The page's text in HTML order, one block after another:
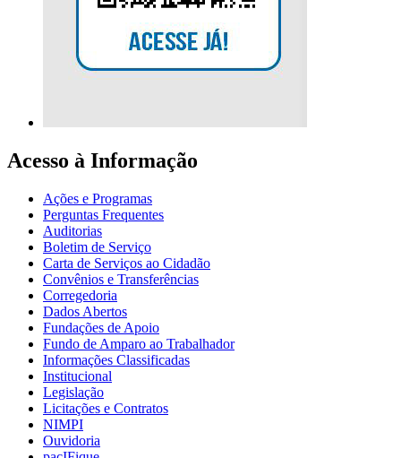
Acesso à Informação
Ações e Programas
Perguntas Frequentes
Auditorias
Boletim de Serviço
Carta de Serviços ao Cidadão
Convênios e Transferências
Corregedoria
Dados Abertos
Fundações de Apoio
Fundo de Amparo ao Trabalhador
Informações Classificadas
Institucional
Legislação
Licitações e Contratos
NIMPI
Ouvidoria